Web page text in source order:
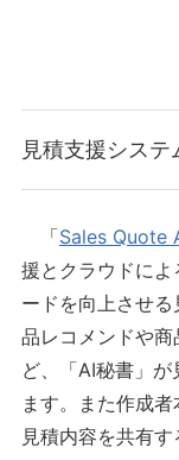
見積支援シス
「Sales Quote
援とクラウドに
ードを向上させ
品レコメンドや
ど、「AI秘書」
ます。また作成
見積内容を共有